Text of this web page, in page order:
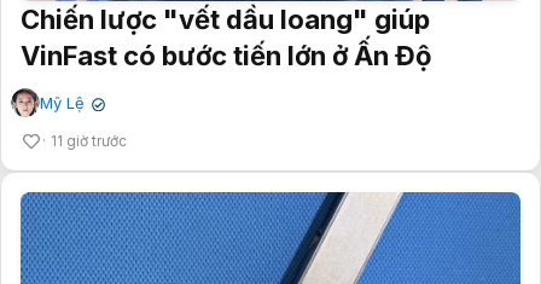
Chiến lược "vết dầu loang" giúp
VinFast có bước tiến lớn ở Ấn Độ
Mỹ Lệ ✔
11 giờ trước